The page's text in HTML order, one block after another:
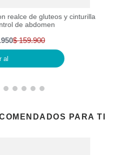
realce de gluteos y cinturilla
de abdomen
$ 159.900
.950
al
PARA TI